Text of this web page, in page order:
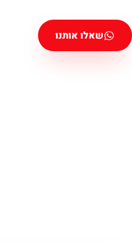
שאלו אותנו